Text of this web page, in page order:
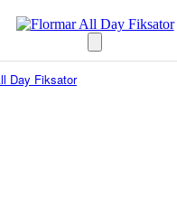
Day Fiksator